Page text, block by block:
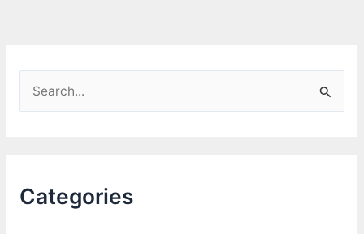
h
Categories